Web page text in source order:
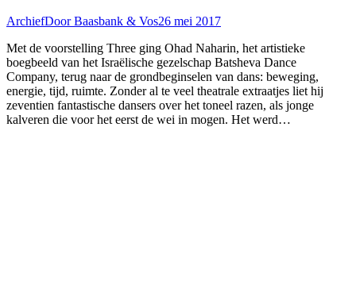
ArchiefDoorBaasbank & Vos26 mei 2017
Met de voorstelling Three ging Ohad Naharin, het artistieke
boegbeeld van het Israëlische gezelschap Batsheva Dance
Company, terug naar de grondbeginselen van dans: beweging,
energie, tijd, ruimte. Zonder al te veel theatrale extraatjes liet hij
zeventien fantastische dansers over het toneel razen, als jonge
kalveren die voor het eerst de wei in mogen. Het werd…